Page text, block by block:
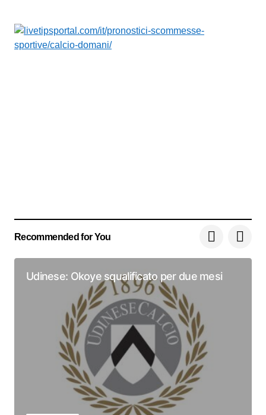
Recommended for You
Udinese: Okoye squalificato per due mesi